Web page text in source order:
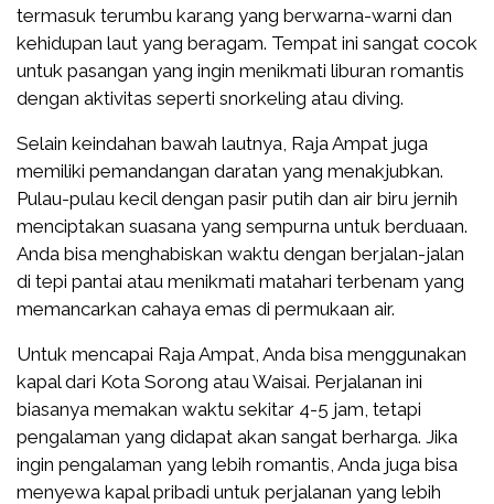
termasuk terumbu karang yang berwarna-warni dan
kehidupan laut yang beragam. Tempat ini sangat cocok
untuk pasangan yang ingin menikmati liburan romantis
dengan aktivitas seperti snorkeling atau diving.
Selain keindahan bawah lautnya, Raja Ampat juga
memiliki pemandangan daratan yang menakjubkan.
Pulau-pulau kecil dengan pasir putih dan air biru jernih
menciptakan suasana yang sempurna untuk berduaan.
Anda bisa menghabiskan waktu dengan berjalan-jalan
di tepi pantai atau menikmati matahari terbenam yang
memancarkan cahaya emas di permukaan air.
Untuk mencapai Raja Ampat, Anda bisa menggunakan
kapal dari Kota Sorong atau Waisai. Perjalanan ini
biasanya memakan waktu sekitar 4-5 jam, tetapi
pengalaman yang didapat akan sangat berharga. Jika
ingin pengalaman yang lebih romantis, Anda juga bisa
menyewa kapal pribadi untuk perjalanan yang lebih